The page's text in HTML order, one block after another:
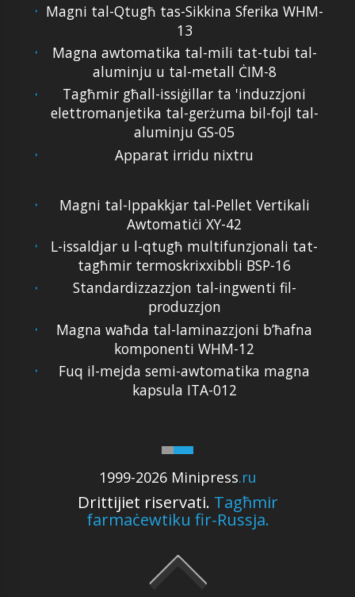
Magni tal-Qtugħ tas-Sikkina Sferika WHM-
13
Magna awtomatika tal-mili tat-tubi tal-
aluminju u tal-metall ĊIM-8
Tagħmir għall-issiġillar ta 'induzzjoni
elettromanjetika tal-gerżuma bil-fojl tal-
aluminju GS-05
Apparat irridu nixtru
1999-2026 Minipress.ru
Drittijiet riservati. Tagħmir
farmaċewtiku fir-Russja.
Magni tal-Ippakkjar tal-Pellet Vertikali
Awtomatiċi XY-42
L-issaldjar u l-qtugħ multifunzjonali tat-
tagħmir termoskrixxibbli BSP-16
Standardizzazzjon tal-ingwenti fil-
produzzjon
Magna waħda tal-laminazzjoni b’ħafna
komponenti WHM-12
Fuq il-mejda semi-awtomatika magna
kapsula ITA-012